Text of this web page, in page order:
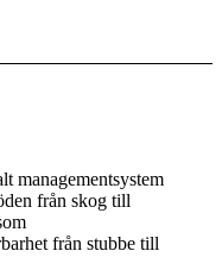
managementsystem
från skog till
från stubbe till